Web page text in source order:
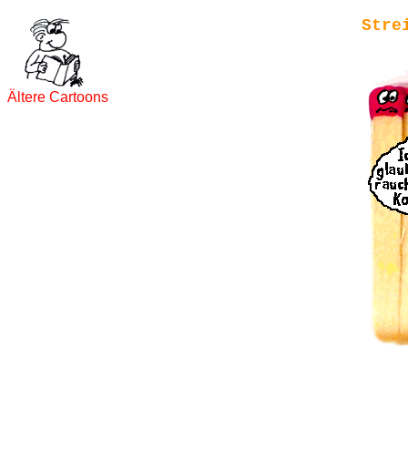
Ältere Cartoons